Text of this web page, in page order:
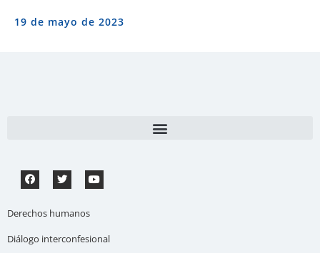
19 de mayo de 2023
Derechos humanos
Diálogo interconfesional